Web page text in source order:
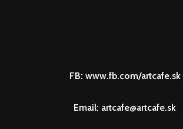
FB: www.fb.com/artcafe.sk
Email: artcafe@artcafe.sk